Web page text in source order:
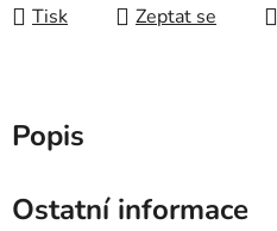
Tisk Zeptat se
Popis
Ostatní informace